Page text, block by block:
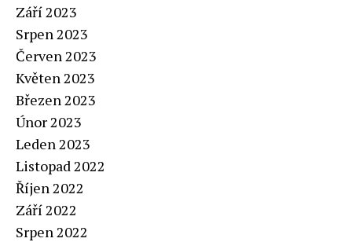
Září 2023
Srpen 2023
Červen 2023
Květen 2023
Březen 2023
Únor 2023
Leden 2023
Listopad 2022
Říjen 2022
Září 2022
Srpen 2022